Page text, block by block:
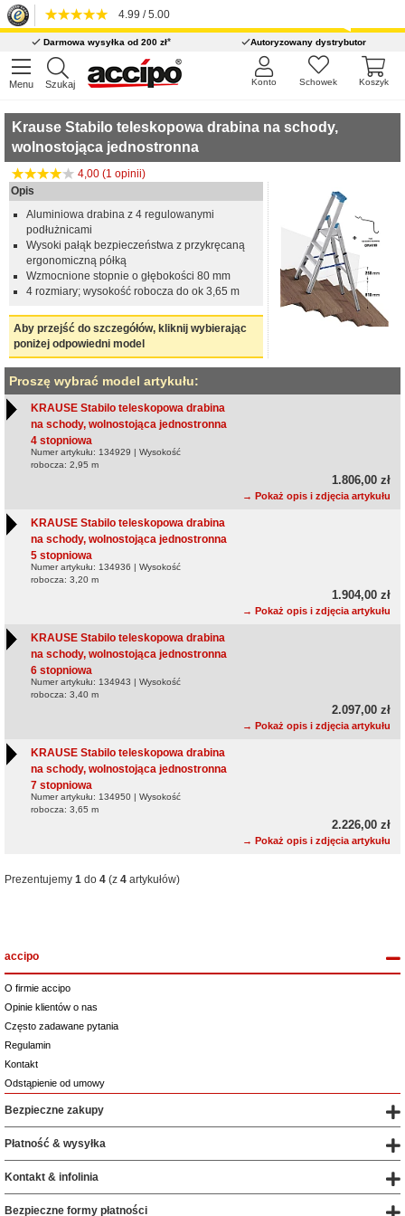
4.99 / 5.00
Darmowa wysyłka od 200 zł* Autoryzowany dystrybutor
Menu Szukaj Koszyk
Schowek
Konto
Krause Stabilo teleskopowa drabina na schody,
wolnostojąca jednostronna
4,00 (1 opinii)
Opis
Aluminiowa drabina z 4 regulowanymi
podłużnicami
Wysoki pałąk bezpieczeństwa z przykręcaną
ergonomiczną półką
Wzmocnione stopnie o głębokości 80 mm
4 rozmiary; wysokość robocza do ok 3,65 m
Aby przejść do szczegółów, kliknij wybierając
poniżej odpowiedni model
Proszę wybrać model artykułu:
KRAUSE Stabilo teleskopowa drabina
na schody, wolnostojąca jednostronna
4 stopniowa
Numer artykułu: 134929 | Wysokość
robocza: 2,95 m
1.806,00 zł
→ Pokaż opis i zdjęcia artykułu
KRAUSE Stabilo teleskopowa drabina
na schody, wolnostojąca jednostronna
5 stopniowa
Numer artykułu: 134936 | Wysokość
robocza: 3,20 m
1.904,00 zł
→ Pokaż opis i zdjęcia artykułu
KRAUSE Stabilo teleskopowa drabina
na schody, wolnostojąca jednostronna
6 stopniowa
Numer artykułu: 134943 | Wysokość
robocza: 3,40 m
2.097,00 zł
→ Pokaż opis i zdjęcia artykułu
KRAUSE Stabilo teleskopowa drabina
na schody, wolnostojąca jednostronna
7 stopniowa
Numer artykułu: 134950 | Wysokość
robocza: 3,65 m
2.226,00 zł
→ Pokaż opis i zdjęcia artykułu
Prezentujemy 1 do 4 (z 4 artykułów)
accipo
O firmie accipo
Opinie klientów o nas
Często zadawane pytania
Regulamin
Kontakt
Odstąpienie od umowy
Bezpieczne zakupy
Płatność & wysyłka
Kontakt & infolinia
Bezpieczne formy płatności